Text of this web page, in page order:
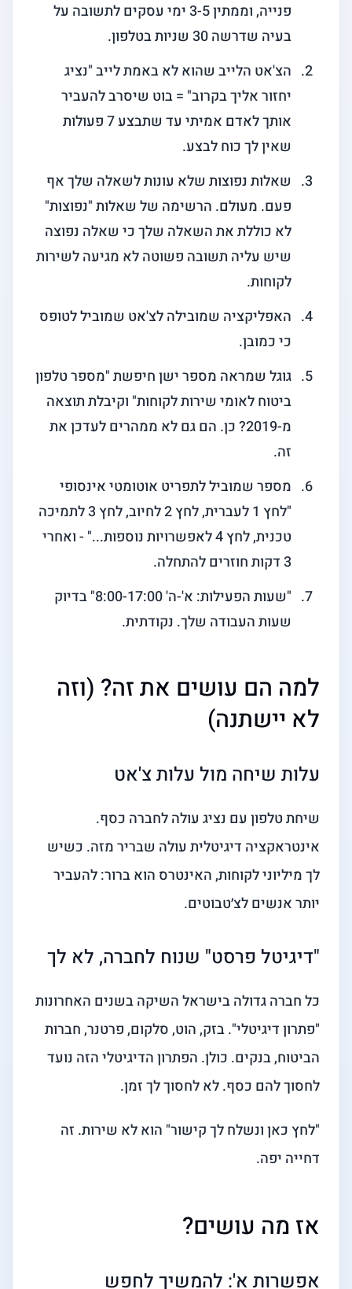
פנייה, וממתין 3-5 ימי עסקים לתשובה על
בעיה שדרשה 30 שניות בטלפון.
הצ'אט הלייב שהוא לא באמת לייב "נציג
יחזור אליך בקרוב" = בוט שיסרב להעביר
אותך לאדם אמיתי עד שתבצע 7 פעולות
שאין לך כוח לבצע.
שאלות נפוצות שלא עונות לשאלה שלך אף
פעם. מעולם. הרשימה של שאלות "נפוצות"
לא כוללת את השאלה שלך כי שאלה נפוצה
שיש עליה תשובה פשוטה לא מגיעה לשירות
לקוחות.
האפליקציה שמובילה לצ'אט שמוביל לטופס
כי כמובן.
גוגל שמראה מספר ישן חיפשת "מספר טלפון
ביטוח לאומי שירות לקוחות" וקיבלת תוצאה
מ-2019? כן. הם גם לא ממהרים לעדכן את
זה.
מספר שמוביל לתפריט אוטומטי אינסופי
"לחץ 1 לעברית, לחץ 2 לחיוב, לחץ 3 לתמיכה
טכנית, לחץ 4 לאפשרויות נוספות..." - ואחרי
3 דקות חוזרים להתחלה.
"שעות הפעילות: א'-ה' 8:00-17:00" בדיוק
שעות העבודה שלך. נקודתית.
למה הם עושים את זה? (וזה
לא יישתנה)
עלות שיחה מול עלות צ'אט
שיחת טלפון עם נציג עולה לחברה כסף.
אינטראקציה דיגיטלית עולה שבריר מזה. כשיש
לך מיליוני לקוחות, האינטרס הוא ברור: להעביר
יותר אנשים לצ׳טבוטים.
"דיגיטל פרסט" שנוח לחברה, לא לך
כל חברה גדולה בישראל השיקה בשנים האחרונות
"פתרון דיגיטלי". בזק, הוט, סלקום, פרטנר, חברות
הביטוח, בנקים. כולן. הפתרון הדיגיטלי הזה נועד
לחסוך להם כסף. לא לחסוך לך זמן.
"לחץ כאן ונשלח לך קישור" הוא לא שירות. זה
דחייה יפה.
אז מה עושים?
אפשרות א': להמשיך לחפש